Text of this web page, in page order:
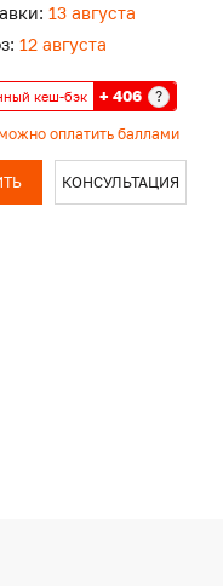
13 августа
12 августа
кеш-бэк + 406 ?
оплатить баллами
КОНСУЛЬТАЦИЯ